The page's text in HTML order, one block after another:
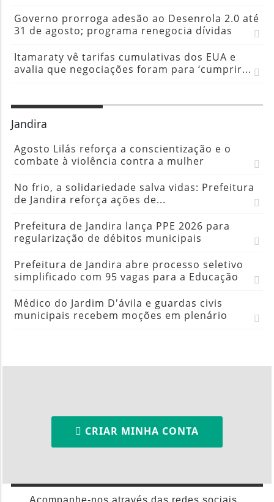
Governo prorroga adesão ao Desenrola 2.0 até
31 de agosto; programa renegocia dívidas
Itamaraty vê tarifas cumulativas dos EUA e
avalia que negociações foram para ‘cumprir...
Jandira
Agosto Lilás reforça a conscientização e o
combate à violência contra a mulher
No frio, a solidariedade salva vidas: Prefeitura
de Jandira reforça ações de...
Prefeitura de Jandira lança PPE 2026 para
regularização de débitos municipais
Prefeitura de Jandira abre processo seletivo
simplificado com 95 vagas para a Educação
Médico do Jardim D'ávila e guardas civis
municipais recebem moções em plenário
CRIAR MINHA CONTA